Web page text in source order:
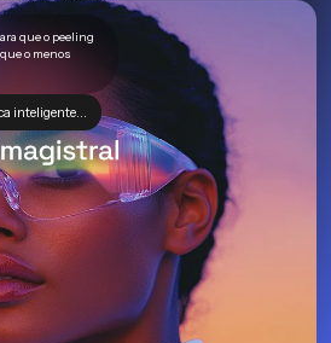
que o peeling
o menos
inteligente...